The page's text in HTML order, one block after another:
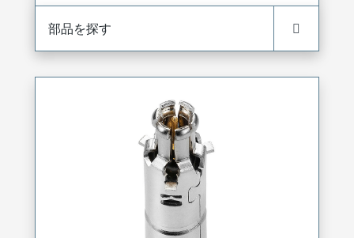
部品を探す